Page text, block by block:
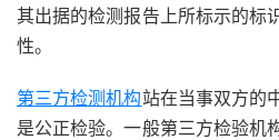
其出据的检测报告上所标示的标
性。
第三方检测机构站在当事双方的
是公正检验。一般第三方检验机